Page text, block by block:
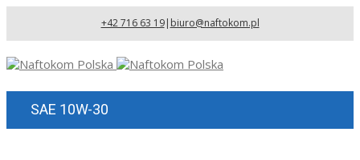
+42 716 63 19| biuro@naftokom.pl
SAE 10W-30